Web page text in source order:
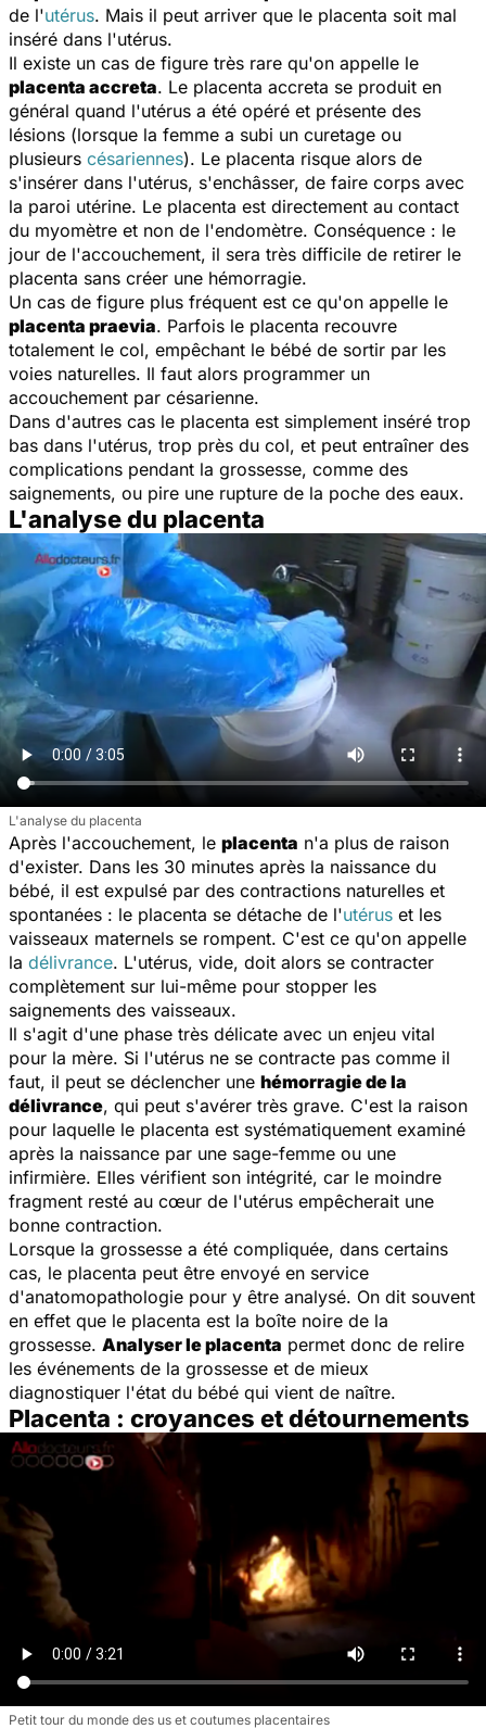
de l'utérus. Mais il peut arriver que le placenta soit mal
inséré dans l'utérus.
Il existe un cas de figure très rare qu'on appelle le
placenta accreta. Le placenta accreta se produit en
général quand l'utérus a été opéré et présente des
lésions (lorsque la femme a subi un curetage ou
plusieurs césariennes). Le placenta risque alors de
s'insérer dans l'utérus, s'enchâsser, de faire corps avec
la paroi utérine. Le placenta est directement au contact
du myomètre et non de l'endomètre. Conséquence : le
jour de l'accouchement, il sera très difficile de retirer le
placenta sans créer une hémorragie.
Un cas de figure plus fréquent est ce qu'on appelle le
placenta praevia. Parfois le placenta recouvre
totalement le col, empêchant le bébé de sortir par les
voies naturelles. Il faut alors programmer un
accouchement par césarienne.
Dans d'autres cas le placenta est simplement inséré trop
bas dans l'utérus, trop près du col, et peut entraîner des
complications pendant la grossesse, comme des
saignements, ou pire une rupture de la poche des eaux.
L'analyse du placenta
L'analyse du placenta
Après l'accouchement, le placenta n'a plus de raison
d'exister. Dans les 30 minutes après la naissance du
bébé, il est expulsé par des contractions naturelles et
spontanées : le placenta se détache de l'utérus et les
vaisseaux maternels se rompent. C'est ce qu'on appelle
la délivrance. L'utérus, vide, doit alors se contracter
complètement sur lui-même pour stopper les
saignements des vaisseaux.
Il s'agit d'une phase très délicate avec un enjeu vital
pour la mère. Si l'utérus ne se contracte pas comme il
faut, il peut se déclencher une hémorragie de la
délivrance, qui peut s'avérer très grave. C'est la raison
pour laquelle le placenta est systématiquement examiné
après la naissance par une sage-femme ou une
infirmière. Elles vérifient son intégrité, car le moindre
fragment resté au cœur de l'utérus empêcherait une
bonne contraction.
Lorsque la grossesse a été compliquée, dans certains
cas, le placenta peut être envoyé en service
d'anatomopathologie pour y être analysé. On dit souvent
en effet que le placenta est la boîte noire de la
grossesse. Analyser le placenta permet donc de relire
les événements de la grossesse et de mieux
diagnostiquer l'état du bébé qui vient de naître.
Placenta : croyances et détournements
Petit tour du monde des us et coutumes placentaires